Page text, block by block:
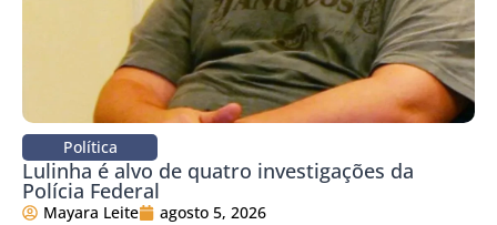
Política
Lulinha é alvo de quatro investigações da
Polícia Federal
Mayara Leite agosto 5, 2026